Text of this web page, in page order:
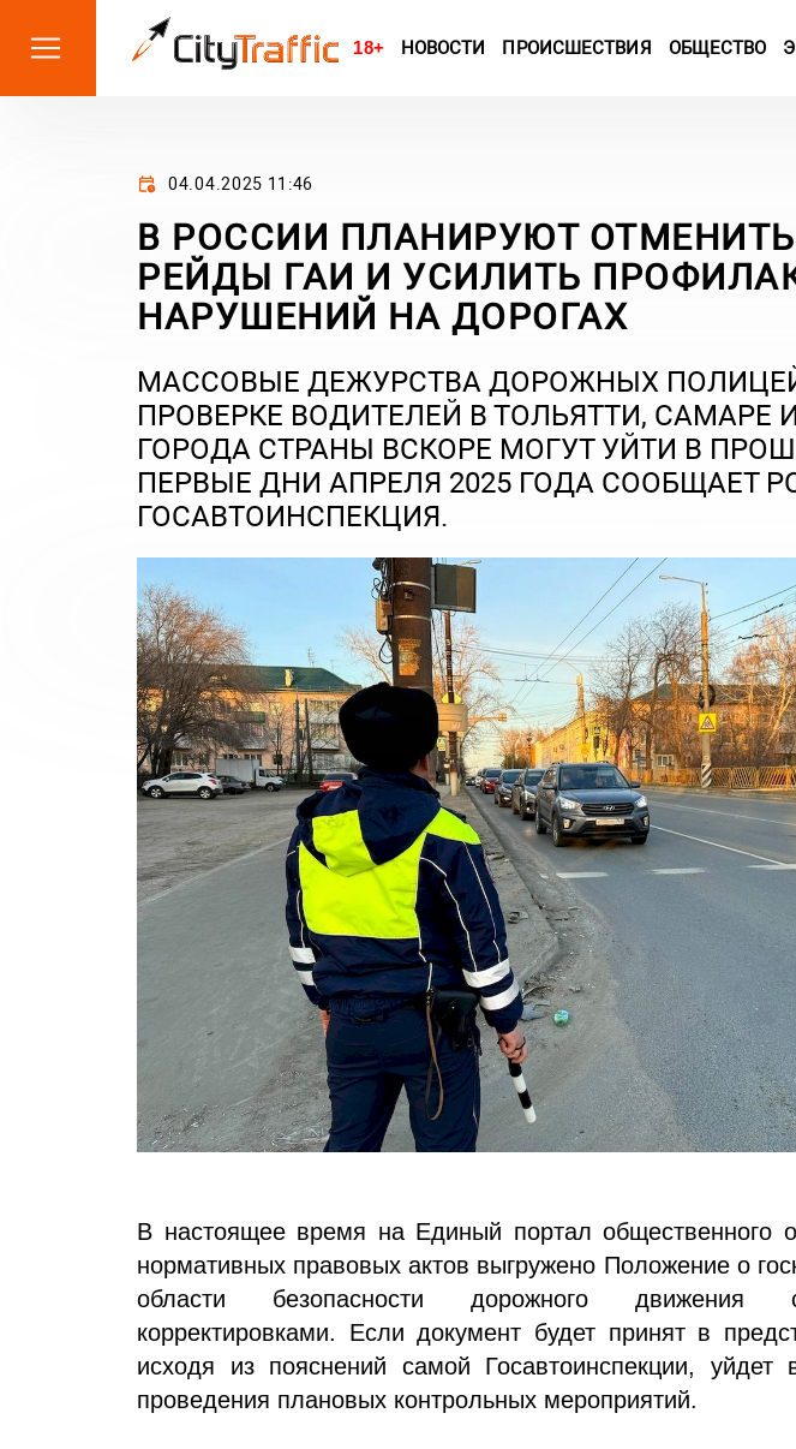
18+ НОВОСТИ ПРОИСШЕСТВИЯ ОБЩЕСТВО
04.04.2025 11:46
В РОССИИ ПЛАНИРУЮТ
РЕЙДЫ ГАИ И УСИЛИТЬ
НАРУШЕНИЙ НА ДОРОГАХ
МАССОВЫЕ ДЕЖУРСТВА ДОРОЖНЫХ
ПРОВЕРКЕ ВОДИТЕЛЕЙ В ТОЛЬЯТТИ, САМАРЕ
ГОРОДА СТРАНЫ ВСКОРЕ МОГУТ УЙТИ В
ПЕРВЫЕ ДНИ АПРЕЛЯ 2025 ГОДА СООБЩАЕТ
ГОСАВТОИНСПЕКЦИЯ.
В настоящее время на Единый портал общественного
нормативных правовых актов выгружено Положение о
области безопасности дорожного движения
корректировками. Если документ будет принят в
исходя из пояснений самой Госавтоинспекции, уйдет
проведения плановых контрольных мероприятий.